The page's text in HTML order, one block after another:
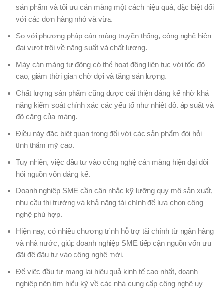
sản phẩm và tối ưu cán màng một cách hiệu quả, đặc biệt đối
với các đơn hàng nhỏ và vừa.
So với phương pháp cán màng truyền thống, công nghệ hiện
đại vượt trội về năng suất và chất lượng.
Máy cán màng tự động có thể hoạt động liên tục với tốc độ
cao, giảm thời gian chờ đợi và tăng sản lượng.
Chất lượng sản phẩm cũng được cải thiện đáng kể nhờ khả
năng kiểm soát chính xác các yếu tố như nhiệt độ, áp suất và
độ căng của màng.
Điều này đặc biệt quan trọng đối với các sản phẩm đòi hỏi
tính thẩm mỹ cao.
Tuy nhiên, việc đầu tư vào công nghệ cán màng hiện đại đòi
hỏi nguồn vốn đáng kể.
Doanh nghiệp SME cần cân nhắc kỹ lưỡng quy mô sản xuất,
nhu cầu thị trường và khả năng tài chính để lựa chọn công
nghệ phù hợp.
Hiện nay, có nhiều chương trình hỗ trợ tài chính từ ngân hàng
và nhà nước, giúp doanh nghiệp SME tiếp cận nguồn vốn ưu
đãi để đầu tư vào công nghệ mới.
Để việc đầu tư mang lại hiệu quả kinh tế cao nhất, doanh
nghiệp nên tìm hiểu kỹ về các nhà cung cấp công nghệ uy